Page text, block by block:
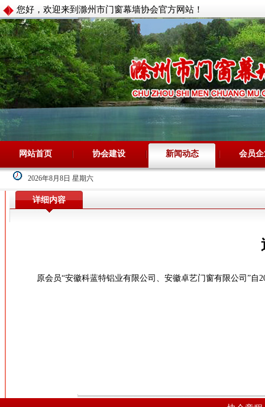
您好，欢迎来到滁州市门窗幕墙协会官方网站！
网站首页 协会建设 新闻动态 会员企
2026年8月8日 星期六
详细内容
原会员“安徽科蓝特铝业有限公司、安徽卓艺门窗有限公司”